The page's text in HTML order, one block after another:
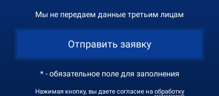
Мы не передаем данные третьим лицам
Отправить заявку
* - обязательное поле для заполнения
Нажимая кнопку, вы даете согласие на обработку